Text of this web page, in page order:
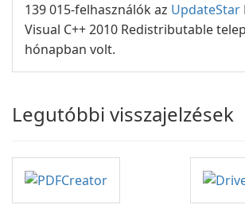
139 015-felhasználók az UpdateStar
Visual C++ 2010 Redistributable
hónapban volt.
Legutóbbi visszajelzések